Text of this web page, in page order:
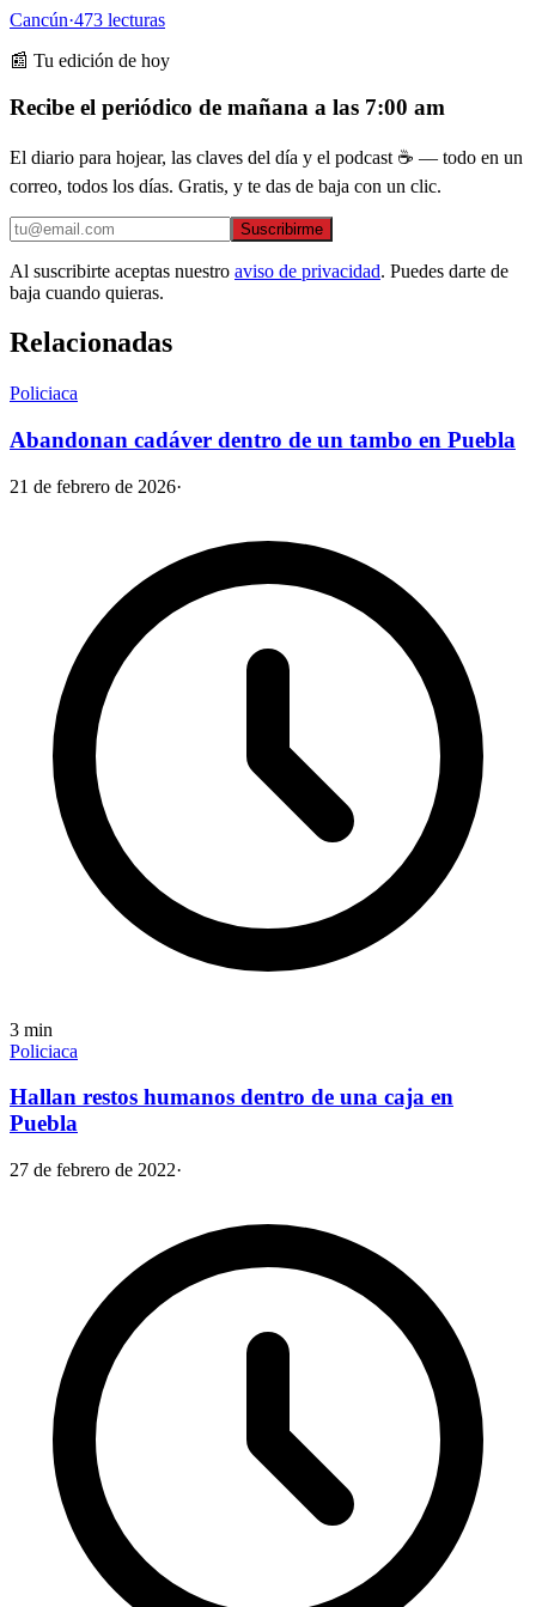
Cancún·473 lecturas
📰 Tu edición de hoy
Recibe el periódico de mañana a las 7:00 am
El diario para hojear, las claves del día y el podcast ☕ — todo en un
correo, todos los días. Gratis, y te das de baja con un clic.
Suscribirme
Al suscribirte aceptas nuestro aviso de privacidad. Puedes darte de
baja cuando quieras.
Relacionadas
Policiaca
Abandonan cadáver dentro de un tambo en Puebla
21 de febrero de 2026·
3 min
Policiaca
Hallan restos humanos dentro de una caja en
Puebla
27 de febrero de 2022·